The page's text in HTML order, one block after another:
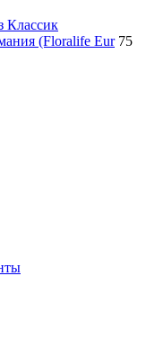
Классик
(Floralife Eur 75